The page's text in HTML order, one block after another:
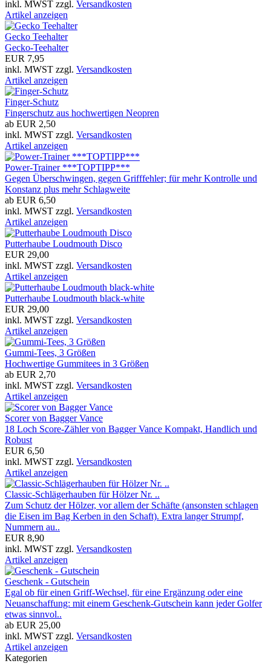
inkl. MWST zzgl. Versandkosten
Artikel anzeigen
Gecko Teehalter
Gecko-Teehalter
EUR 7,95
inkl. MWST zzgl. Versandkosten
Artikel anzeigen
Finger-Schutz
Fingerschutz aus hochwertigen Neopren
ab EUR 2,50
inkl. MWST zzgl. Versandkosten
Artikel anzeigen
Power-Trainer ***TOPTIPP***
Gegen Überschwingen, gegen Grifffehler; für mehr Kontrolle und
Konstanz plus mehr Schlagweite
ab EUR 6,50
inkl. MWST zzgl. Versandkosten
Artikel anzeigen
Putterhaube Loudmouth Disco
EUR 29,00
inkl. MWST zzgl. Versandkosten
Artikel anzeigen
Putterhaube Loudmouth black-white
EUR 29,00
inkl. MWST zzgl. Versandkosten
Artikel anzeigen
Gummi-Tees, 3 Größen
Hochwertige Gummitees in 3 Größen
ab EUR 2,70
inkl. MWST zzgl. Versandkosten
Artikel anzeigen
Scorer von Bagger Vance
18 Loch Score-Zähler von Bagger Vance Kompakt, Handlich und
Robust
EUR 6,50
inkl. MWST zzgl. Versandkosten
Artikel anzeigen
Classic-Schlägerhauben für Hölzer Nr. ..
Zum Schutz der Hölzer, vor allem der Schäfte (ansonsten schlagen
die Eisen im Bag Kerben in den Schaft). Extra langer Strumpf,
Nummern au..
EUR 8,90
inkl. MWST zzgl. Versandkosten
Artikel anzeigen
Geschenk - Gutschein
Egal ob für einen Griff-Wechsel, für eine Ergänzung oder eine
Neuanschaffung: mit einem Geschenk-Gutschein kann jeder Golfer
etwas sinnvol..
ab EUR 25,00
inkl. MWST zzgl. Versandkosten
Artikel anzeigen
Kategorien